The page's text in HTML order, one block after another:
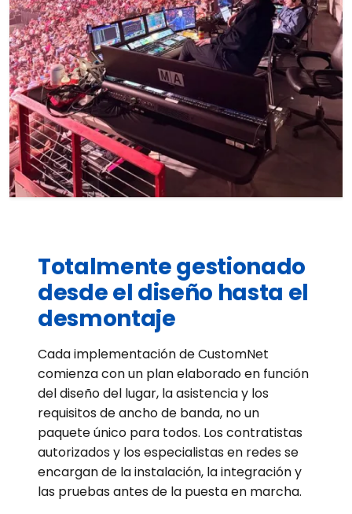
Totalmente gestionado
desde el diseño hasta el
desmontaje
Cada implementación de CustomNet
comienza con un plan elaborado en función
del diseño del lugar, la asistencia y los
requisitos de ancho de banda, no un
paquete único para todos. Los contratistas
autorizados y los especialistas en redes se
encargan de la instalación, la integración y
las pruebas antes de la puesta en marcha.